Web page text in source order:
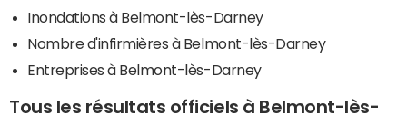
Inondations à Belmont-lès-Darney
Nombre d'infirmières à Belmont-lès-Darney
Entreprises à Belmont-lès-Darney
Tous les résultats officiels à Belmont-lès-